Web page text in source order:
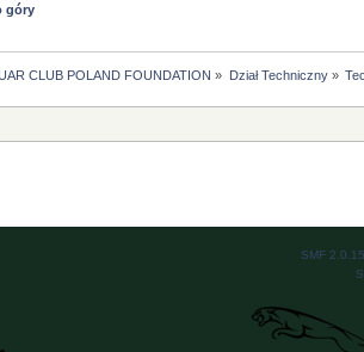
góry
CLUB POLAND FOUNDATION » Dział Techniczny»
SMF 2.0.15